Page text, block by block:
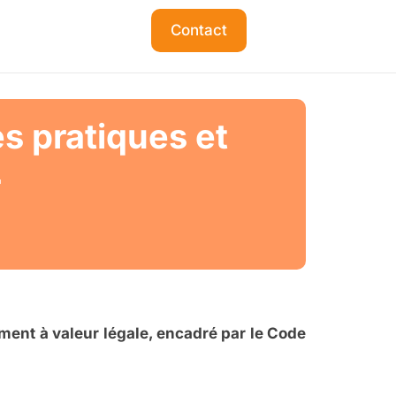
Contact
pratiques et
à valeur légale, encadré par le Code